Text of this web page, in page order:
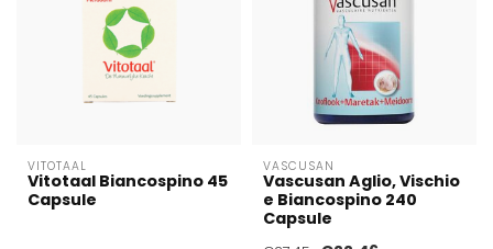
VITOTAAL
Vitotaal Biancospino 45
Capsule
VASCUSAN
Vascusan Aglio, Vischio
e Biancospino 240
Capsule